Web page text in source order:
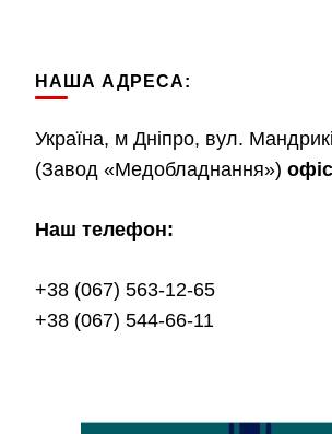
НАША АДРЕСА:
Україна, м Дніпро, вул.
(Завод «Медобладнання») офіс
Наш телефон:
+38 (067) 563-12-65
+38 (067) 544-66-11